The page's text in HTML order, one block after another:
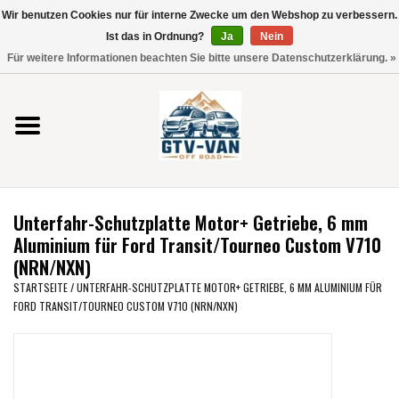
Verwende
die
nach
oben
und
unten,
verfügbare
Ergebnis
Drücke
die
Vito / V-Klasse 447
Viano /Vito 639
VW T7 2025
VW T6
Unterfahr-Schutzplatte Motor+ Getriebe, 6 mm
Aluminium für Ford Transit/Tourneo Custom V710
(NRN/NXN)
STARTSEITE/UNTERFAHR-SCHUTZPLATTE MOTOR+ GETRIEBE, 6 MM ALUMINIUM FÜR
FORD TRANSIT/TOURNEO CUSTOM V710 (NRN/NXN)
Wir benutzen Cookies nur für interne Zwecke um den Webshop zu verbessern.
Ist das in Ordnung?
Ja
Nein
Für weitere Informationen beachten Sie bitte unsere Datenschutzerklärung. »